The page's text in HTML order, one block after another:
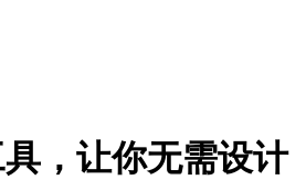
，让你无需设计